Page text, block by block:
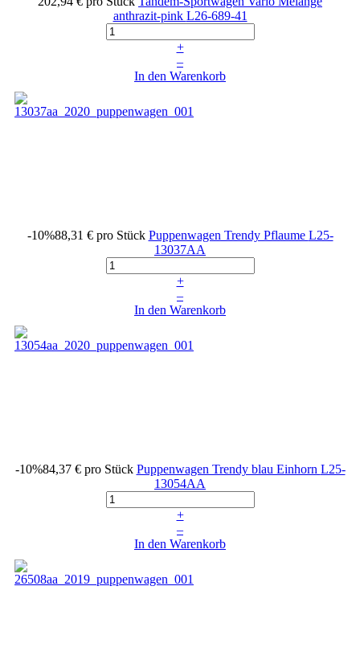
anthrazit-pink L26-689-41
+
–
In den Warenkorb
-10%88,31 € pro Stück Puppenwagen Trendy Pflaume L25-
13037AA
+
–
In den Warenkorb
-10%84,37 € pro Stück Puppenwagen Trendy blau Einhorn L25-
13054AA
+
–
In den Warenkorb